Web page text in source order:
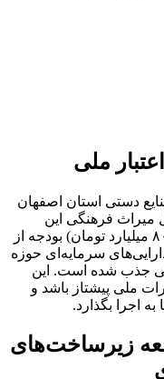
دستی استان اصفهان
میراث فرهنگی این
استان، بالغ بر ۸۰۰ میلیارد ریال (معادل ۸۰ میلیارد تومان) بودجه از
سرمایه‌ای حوزه
جذب شده است. این
ملی پیشتاز باشد و
اجرا بگذارد.
زیرساخت‌های